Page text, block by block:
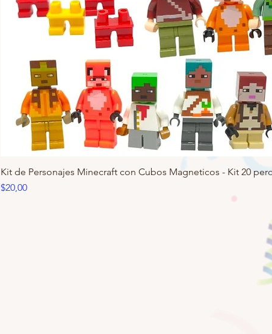
Kit de Personajes Minecraft con Cubos Magneticos - Kit 20
Precio
$20,00